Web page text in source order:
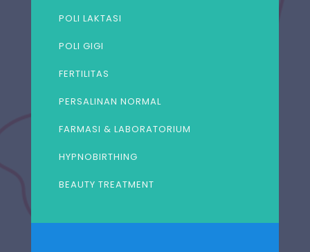
POLI LAKTASI
POLI GIGI
FERTILITAS
PERSALINAN NORMAL
FARMASI & LABORATORIUM
HYPNOBIRTHING
BEAUTY TREATMENT